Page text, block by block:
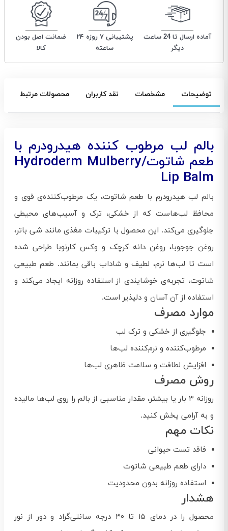
آماده ارسال تا 24 ساعت
دیگر
پشتیبانی ۷ روزه ۲۴
ساعته
ضمانت اصل بودن
کالا
توضیحات مشخصات نقد کاربران محصولات مرتبط
بالم لب مرطوب کننده هیدرودرم با
طعم شاتوت/Hydroderm Mulberry
Lip Balm
بالم لب هیدرودرم با طعم شاتوت، یک مرطوب‌کننده‌ی قوی و
محافظ لب‌هاست که از خشکی، ترک و آسیب‌های محیطی
جلوگیری می‌کند. این محصول با ترکیبات مغذی مانند شی باتر،
روغن جوجوبا، روغن دانه کرچک و وکس کارنوبا طراحی شده
است تا لب‌ها نرم، لطیف و شاداب باقی بمانند. طعم طبیعی
شاتوت، تجربه‌ی خوشایندی از استفاده روزانه ایجاد می‌کند و
استفاده از آن آسان و دلپذیر است.
موارد مصرف
جلوگیری از خشکی و ترک لب
مرطوب‌کننده و نرم‌کننده لب‌ها
افزایش لطافت و سلامت ظاهری لب‌ها
روش مصرف
روزانه ۳ بار یا بیشتر، مقدار مناسبی از بالم را روی لب‌ها مالیده
و به آرامی پخش کنید.
نکات مهم
فاقد تست حیوانی
دارای طعم طبیعی شاتوت
استفاده روزانه بدون محدودیت
هشدار
محصول را در دمای ۱۵ تا ۳۰ درجه سانتی‌گراد و دور از نور